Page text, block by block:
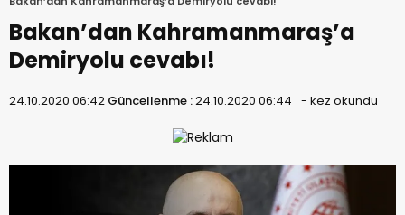
Bakan’dan Kahramanmaraş’a
Demiryolu cevabı!
24.10.2020 06:42 Güncellenme :24.10.2020 06:44 - kez okundu